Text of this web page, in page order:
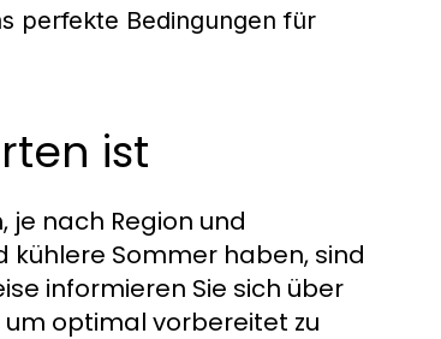
perfekte Bedingungen für
ist
je nach Region und
kühlere Sommer haben, sind
informieren Sie sich über
optimal vorbereitet zu